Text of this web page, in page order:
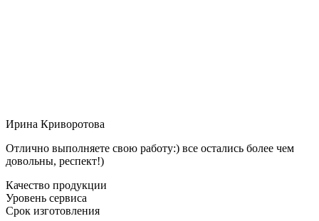
Ирина Криворотова
Отлично выполняете свою работу:) все остались более чем
довольны, респект!)
Качество продукции
Уровень сервиса
Срок изготовления